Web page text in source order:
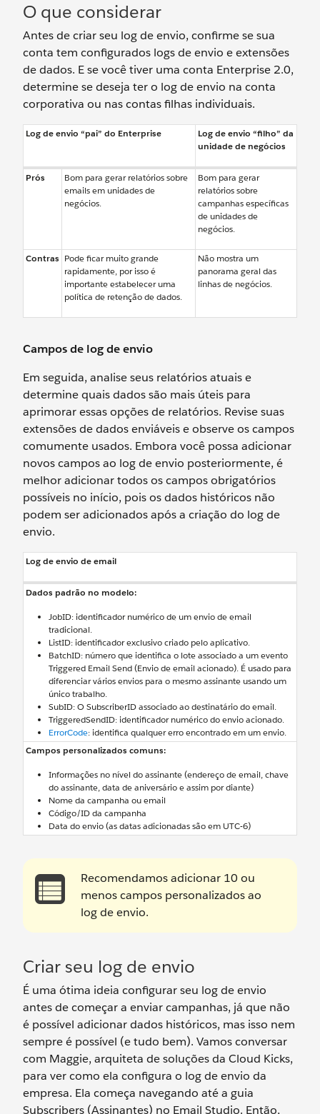
O que considerar
Antes de criar seu log de envio, confirme se sua
conta tem configurados logs de envio e extensões
de dados. E se você tiver uma conta Enterprise 2.0,
determine se deseja ter o log de envio na conta
corporativa ou nas contas filhas individuais.
Log de envio “pai” do Enterprise
Log de envio “filho” da
unidade de negócios
Prós
Bom para gerar relatórios sobre
emails em unidades de
negócios.
Bom para gerar
relatórios sobre
campanhas específicas
de unidades de
negócios.
Contras Pode ficar muito grande
rapidamente, por isso é
importante estabelecer uma
política de retenção de dados.
Não mostra um
panorama geral das
linhas de negócios.
Campos de log de envio
Em seguida, analise seus relatórios atuais e
determine quais dados são mais úteis para
aprimorar essas opções de relatórios. Revise suas
extensões de dados enviáveis e observe os campos
comumente usados. Embora você possa adicionar
novos campos ao log de envio posteriormente, é
melhor adicionar todos os campos obrigatórios
possíveis no início, pois os dados históricos não
podem ser adicionados após a criação do log de
envio.
Log de envio de email
Dados padrão no modelo:
JobID: identificador numérico de um envio de email
tradicional.
ListID: identificador exclusivo criado pelo aplicativo.
BatchID: número que identifica o lote associado a um evento
Triggered Email Send (Envio de email acionado). É usado para
diferenciar vários envios para o mesmo assinante usando um
único trabalho.
SubID: O SubscriberID associado ao destinatário do email.
TriggeredSendID: identificador numérico do envio acionado.
ErrorCode: identifica qualquer erro encontrado em um envio.
Campos personalizados comuns:
Informações no nível do assinante (endereço de email, chave
do assinante, data de aniversário e assim por diante)
Nome da campanha ou email
Código/ID da campanha
Data do envio (as datas adicionadas são em UTC-6)
Recomendamos adicionar 10 ou
menos campos personalizados ao
log de envio.
Criar seu log de envio
É uma ótima ideia configurar seu log de envio
antes de começar a enviar campanhas, já que não
é possível adicionar dados históricos, mas isso nem
sempre é possível (e tudo bem). Vamos conversar
com Maggie, arquiteta de soluções da Cloud Kicks,
para ver como ela configura o log de envio da
empresa. Ela começa navegando até a guia
Subscribers (Assinantes) no Email Studio. Então,